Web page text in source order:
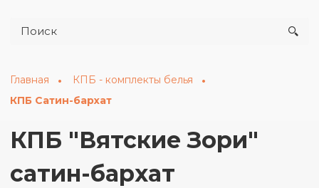
Главная
КПБ - комплекты белья
КПБ Сатин-бархат
КПБ "Вятские Зори"
сатин-бархат